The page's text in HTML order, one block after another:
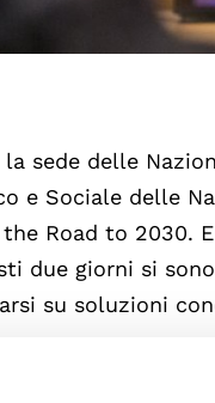
la sede delle
e Sociale delle
Road to 2030.
due giorni si
su soluzioni